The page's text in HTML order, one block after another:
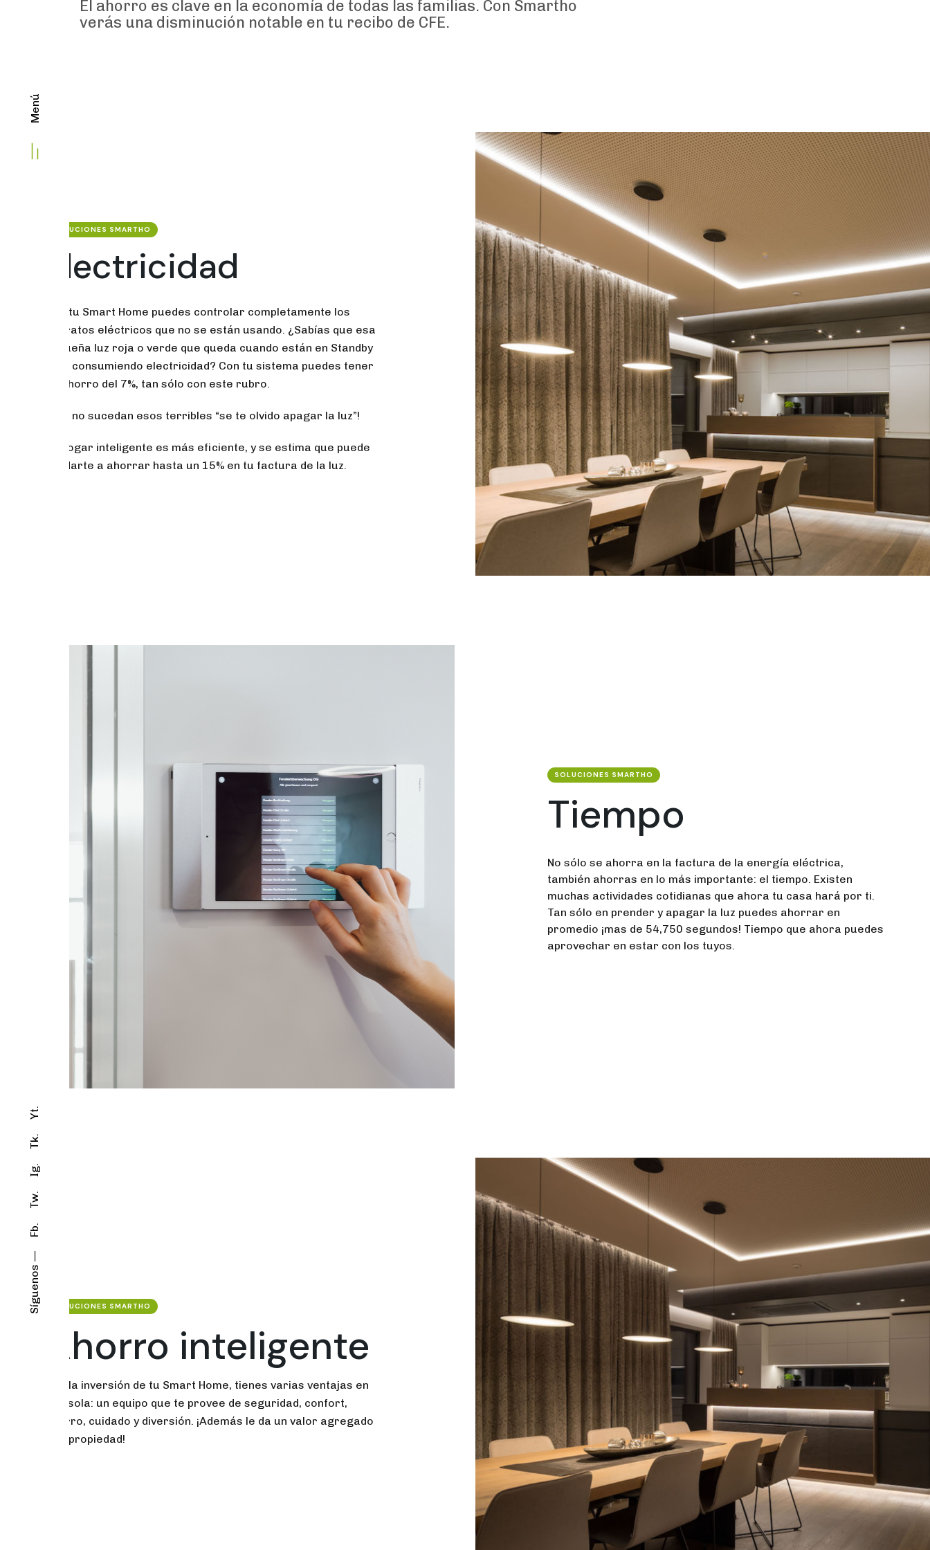
Menú
Síguenos —
Fb.
Tw.
Ig.
Tk.
Yt.
El ahorro es clave en la economía de todas las familias. Con Smartho
verás una disminución notable en tu recibo de CFE.
SOLUCIONES SMARTHO
Electricidad
Con tu Smart Home puedes controlar completamente los
aparatos eléctricos que no se están usando. ¿Sabías que esa
pequeña luz roja o verde que queda cuando están en Standby
está consumiendo electricidad? Con tu sistema puedes tener
un ahorro del 7%, tan sólo con este rubro.
¡Que no sucedan esos terribles “se te olvido apagar la luz”!
Un hogar inteligente es más eficiente, y se estima que puede
ayudarte a ahorrar hasta un 15% en tu factura de la luz.
SOLUCIONES SMARTHO
Tiempo
No sólo se ahorra en la factura de la energía eléctrica,
también ahorras en lo más importante: el tiempo. Existen
muchas actividades cotidianas que ahora tu casa hará por ti.
Tan sólo en prender y apagar la luz puedes ahorrar en
promedio ¡mas de 54,750 segundos! Tiempo que ahora puedes
aprovechar en estar con los tuyos.
SOLUCIONES SMARTHO
Ahorro inteligente
Con la inversión de tu Smart Home, tienes varias ventajas en
una sola: un equipo que te provee de seguridad, confort,
ahorro, cuidado y diversión. ¡Además le da un valor agregado
a tu propiedad!